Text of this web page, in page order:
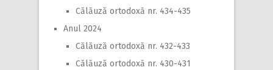
Călăuză ortodoxă nr. 434-435
Anul 2024
Călăuză ortodoxă nr. 432-433
Călăuză ortodoxă nr. 430-431